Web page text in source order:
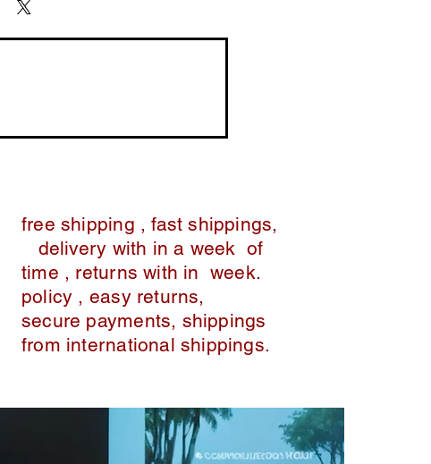
free shipping , fast shippings,
delivery with in a week of
time , returns with in week.
policy , easy returns,
secure payments, shippings
from international shippings.